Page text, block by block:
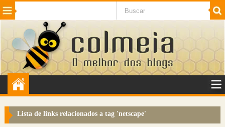
Beleza Cinema e TV
Internet Jogos NotÃ­cias SaÃºde
VeÃ­culos Adulto
Sugerir Link
Lista de links relacionados a tag 'netscape'